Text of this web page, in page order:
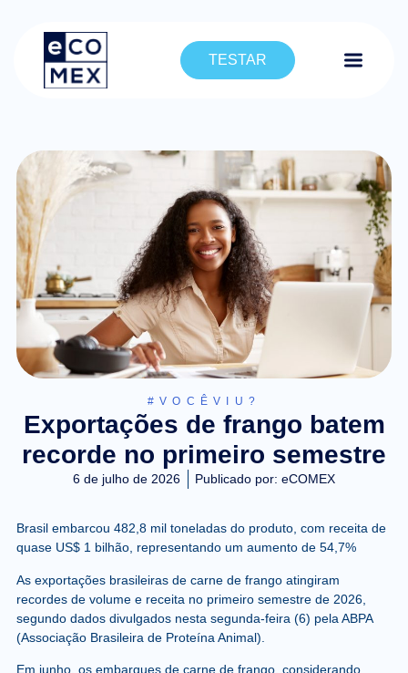
TESTAR
#VOCÊVIU?
Exportações de frango batem
recorde no primeiro semestre
6 de julho de 2026 Publicado por: eCOMEX
Brasil embarcou 482,8 mil toneladas do produto, com receita de
quase US$ 1 bilhão, representando um aumento de 54,7%
As exportações brasileiras de carne de frango atingiram
recordes de volume e receita no primeiro semestre de 2026,
segundo dados divulgados nesta segunda-feira (6) pela ABPA
(Associação Brasileira de Proteína Animal).
Em junho, os embarques de carne de frango, considerando